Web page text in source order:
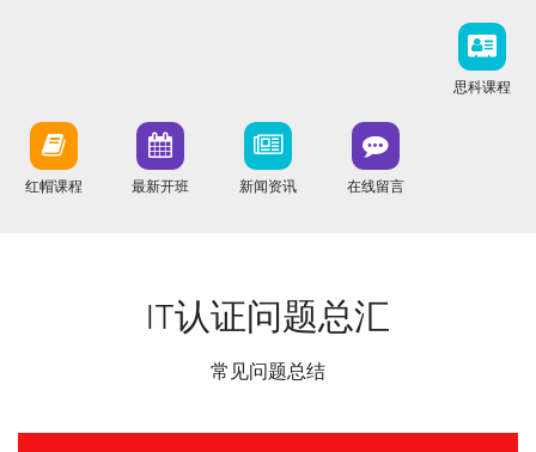
思科课程
红帽课程 最新开班 新闻资讯 在线留言
IT认证问题总汇
常见问题总结